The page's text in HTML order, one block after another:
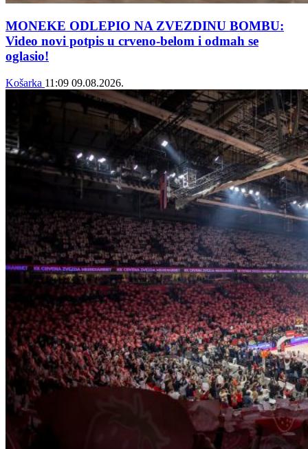
MONEKE ODLEPIO NA ZVEZDINU BOMBU:
Video novi potpis u crveno-belom i odmah se
oglasio!
Košarka 11:09 09.08.2026.